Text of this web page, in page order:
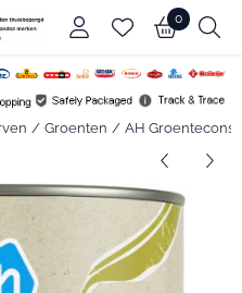
Kies instellingen of sta alle
0
/ Groenten / AH